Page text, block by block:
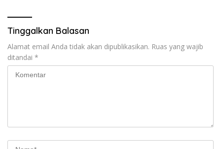
Tinggalkan Balasan
Alamat email Anda tidak akan dipublikasikan. Ruas yang wajib
ditandai *